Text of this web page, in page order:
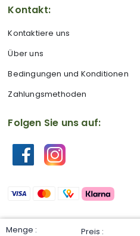
Kontakt:
Kontaktiere uns
Über uns
Bedingungen und Konditionen
Zahlungsmethoden
Folgen Sie uns auf: